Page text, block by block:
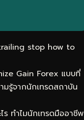
stop how to
Gain Forex แบบที่
มรู้จากนักเทรดสถาบัน
ทำไมนักเทรดมืออาชีพ